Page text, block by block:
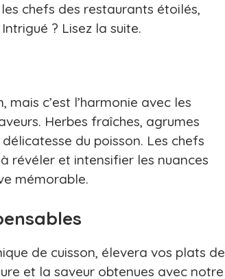
chefs des restaurants étoilés,
? Lisez la suite.
c’est l’harmonie avec les
Herbes fraîches, agrumes
du poisson. Les chefs
révéler et intensifier les nuances
mémorable.
de cuisson, élevera vos plats de
et la saveur obtenues avec notre